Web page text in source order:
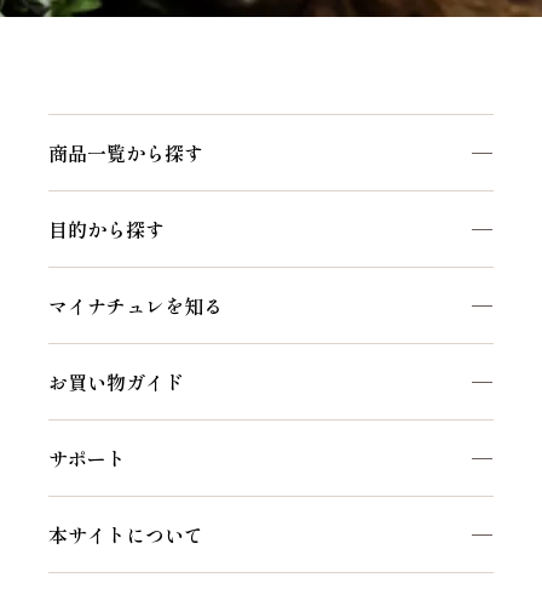
商品一覧から探す
マイナチュレシリーズ
サポートアイテム
お得なおまとめ定期コース
目的から探す
ヘアケア
白髪ケア
インナーケア
マイナチュレを知る
マイナチュレコラム
セルフケア動画
お買い物ガイド
ご利用方法
会員特典について
サポート
よくあるご質問
本サイトについて